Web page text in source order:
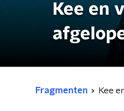
Kee en
Fragmenten Kee